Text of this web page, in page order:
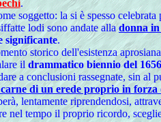
.
soggetto: la si è spesso celebrata
lodi sono andate alladonna in
significante.
storico dell'esistenza
il drammatico biennio del
a conclusioni rassegnate, sin al
di un erede proprio in
lentamente riprendendosi,
nel tempo il proprio ricordo,